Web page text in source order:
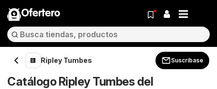
Ofertero
Ripley Tumbes Suscríbase
Catálogo Ripley Tumbes del